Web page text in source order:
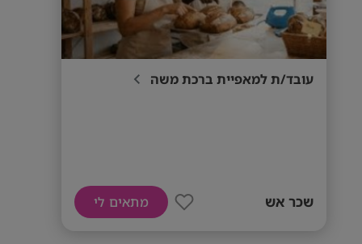
עובד/ת למאפיית ברכת משה
שכר אש מתאים לי